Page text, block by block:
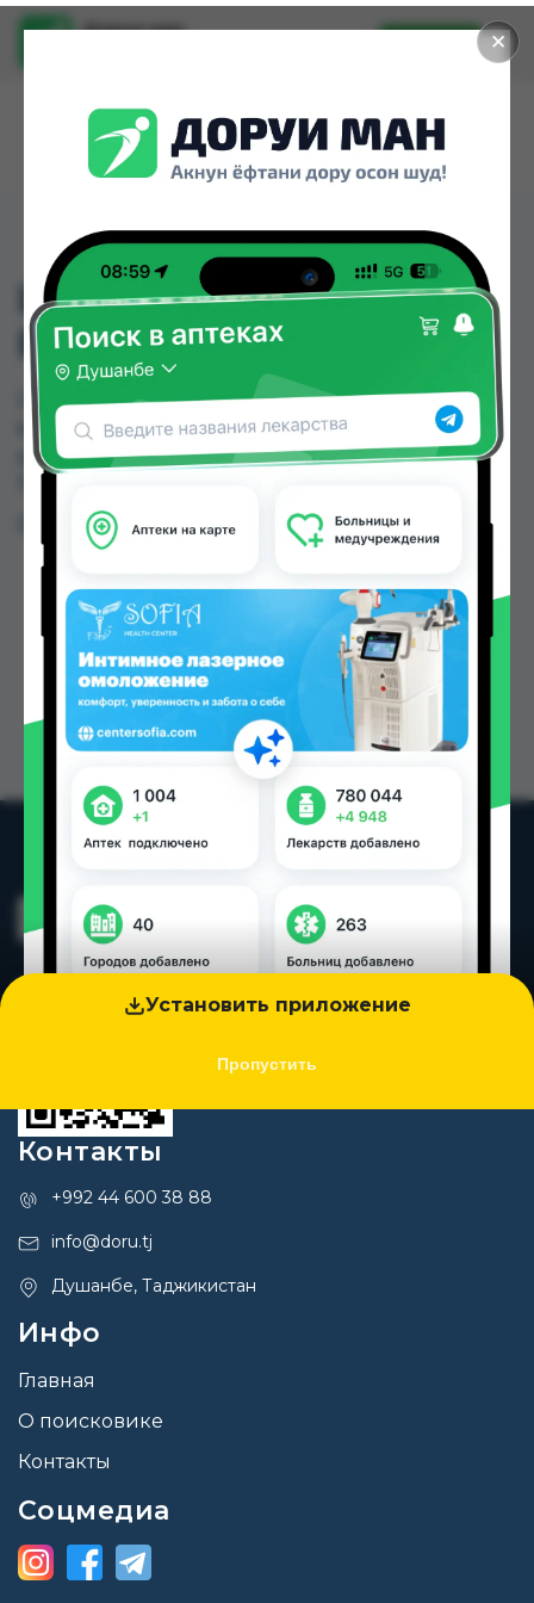
✕
Установить приложение
Пропустить
Доруи ман
Установить
LORIS-ЖЕНСКИЙ
РОГОВЫЕ ОЧКИ +1.25
LORIS-ЖЕНСКИЙ РОГОВЫЕ ОЧКИ +1.25 можно
купить или заказать в аптеках, Нишон №3 по
цене от 60.00 TJS в Душанбе и других городах
Цена: от60.00 TJS
Контакты
+992 44 600 38 88
info@doru.tj
Душанбе, Таджикистан
Инфо
Главная
О поисковике
Контакты
Соцмедиа